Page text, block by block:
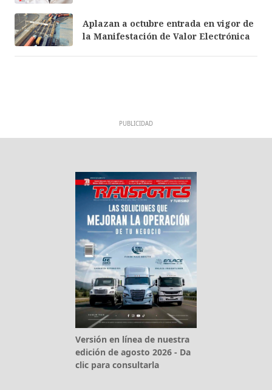
Aplazan a octubre entrada en vigor de
la Manifestación de Valor Electrónica
PUBLICIDAD
Versión en línea de nuestra
edición de agosto 2026 - Da
clic para consultarla